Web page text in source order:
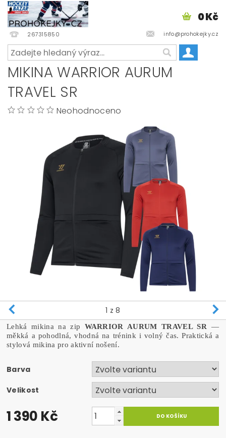
267315850 info@prohokejky.cz
0 Kč
MIKINA WARRIOR AURUM
TRAVEL SR
Neohodnoceno
1 z 8
Lehká mikina na zip WARRIOR AURUM TRAVEL SR
—
měkká a pohodlná, vhodná na trénink i volný čas. Praktická a
stylová mikina pro aktivní nošení.
Barva
Velikost
1 390 Kč